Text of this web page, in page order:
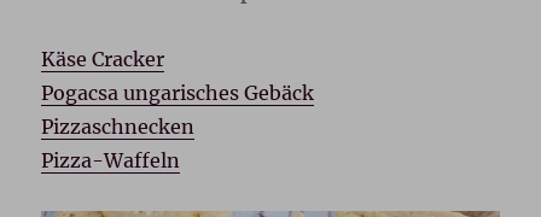
Käse Cracker
Pogacsa ungarisches Gebäck
Pizzaschnecken
Pizza-Waffeln